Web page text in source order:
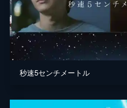
二郎丸（少年期）
宗師
百秋坊
多々良
脚本
秒速5センチメートル